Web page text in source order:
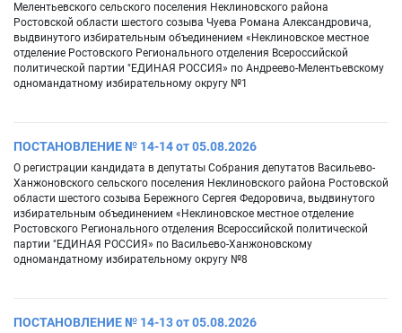
Мелентьевского сельского поселения Неклиновского района
Ростовской области шестого созыва Чуева Романа Александровича,
выдвинутого избирательным объединением «Неклиновское местное
отделение Ростовского Регионального отделения Всероссийской
политической партии "ЕДИНАЯ РОССИЯ» по Андреево-Мелентьевскому
одномандатному избирательному округу №1
ПОСТАНОВЛЕНИЕ № 14-14 от 05.08.2026
О регистрации кандидата в депутаты Собрания депутатов Васильево-
Ханжоновского сельского поселения Неклиновского района Ростовской
области шестого созыва Бережного Сергея Федоровича, выдвинутого
избирательным объединением «Неклиновское местное отделение
Ростовского Регионального отделения Всероссийской политической
партии "ЕДИНАЯ РОССИЯ» по Васильево-Ханжоновскому
одномандатному избирательному округу №8
ПОСТАНОВЛЕНИЕ № 14-13 от 05.08.2026